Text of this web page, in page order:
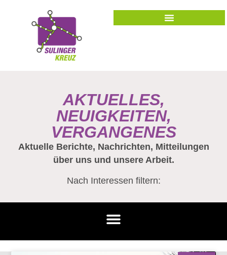
AKTUELLES,
NEUIGKEITEN,
VERGANGENES
Aktuelle Berichte, Nachrichten, Mitteilungen
über uns und unsere Arbeit.
Nach Interessen filtern: